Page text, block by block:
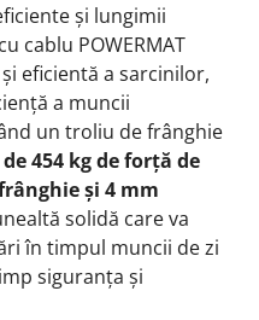
și lungimii
cablu POWERMAT
eficientă a sarcinilor,
a muncii
un troliu de frânghie
454 kg de forță de
și 4 mm
solidă care va
în timpul muncii de zi
siguranța și